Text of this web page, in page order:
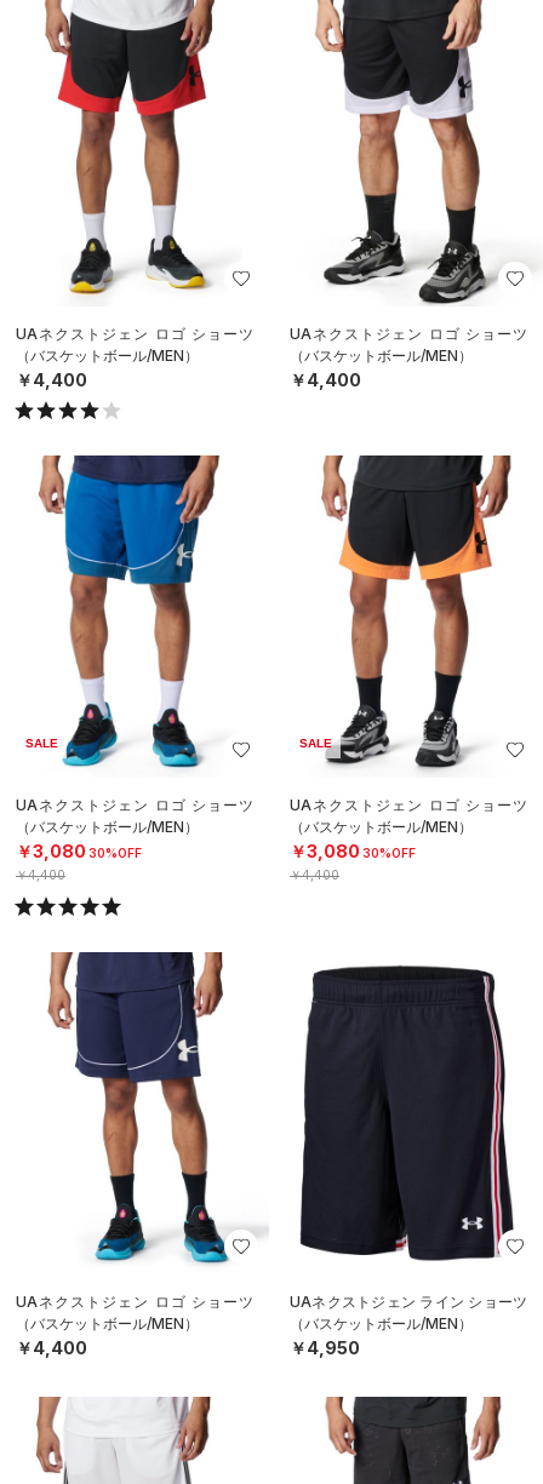
UAネクストジェン ロゴ ショーツ
（バスケットボール/MEN）
￥4,400
UAネクストジェン ロゴ ショーツ
（バスケットボール/MEN）
￥4,400
SALE
UAネクストジェン ロゴ ショーツ
（バスケットボール/MEN）
￥3,080 30%OFF
￥4,400
SALE
UAネクストジェン ロゴ ショーツ
（バスケットボール/MEN）
￥3,080 30%OFF
￥4,400
UAネクストジェン ロゴ ショーツ
（バスケットボール/MEN）
￥4,400
UAネクストジェン ライン ショーツ
（バスケットボール/MEN）
￥4,950